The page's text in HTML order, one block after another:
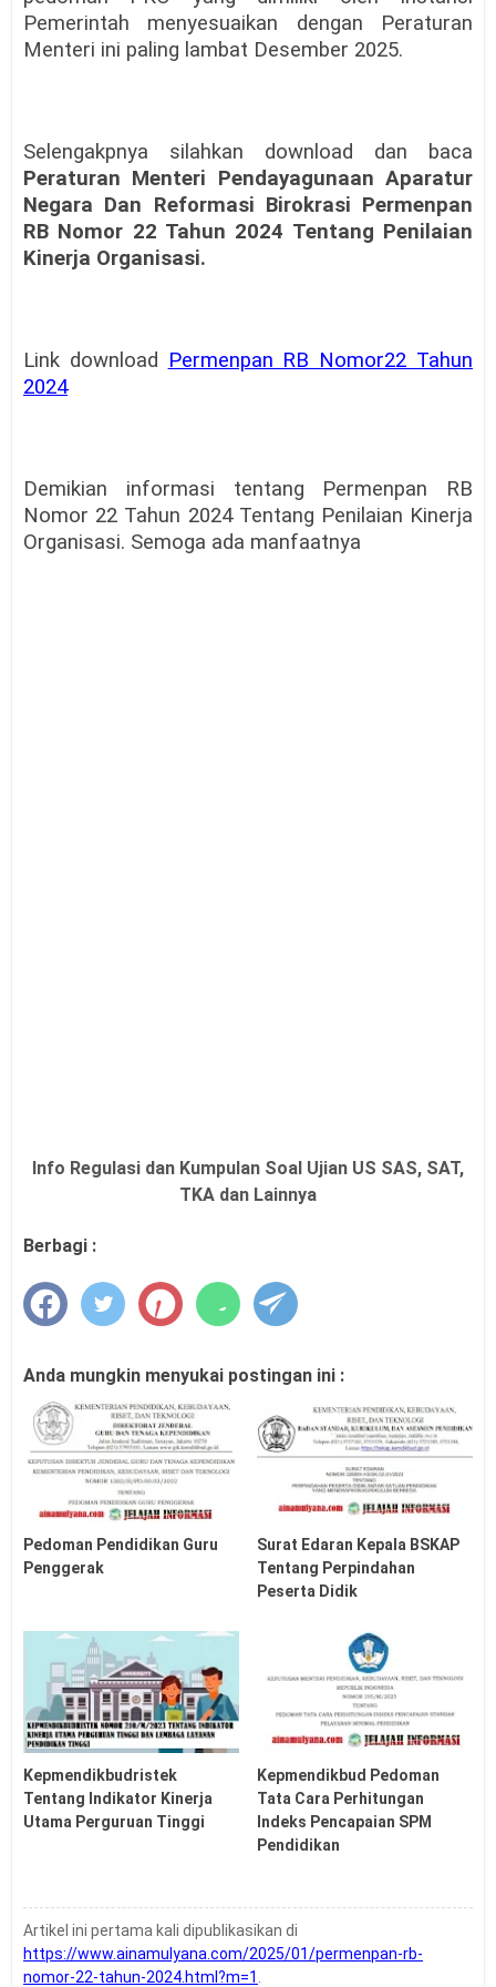
Pemerintah menyesuaikan dengan Peraturan
Menteri ini paling lambat Desember 2025.
Selengakpnya silahkan download dan baca
Peraturan Menteri Pendayagunaan Aparatur
Negara Dan Reformasi Birokrasi Permenpan
RB Nomor 22 Tahun 2024 Tentang Penilaian
Kinerja Organisasi.
Link download Permenpan RB Nomor22 Tahun
2024
Demikian informasi tentang Permenpan RB
Nomor 22 Tahun 2024 Tentang Penilaian Kinerja
Organisasi. Semoga ada manfaatnya
Info Regulasi dan Kumpulan Soal Ujian US SAS, SAT,
TKA dan Lainnya
Berbagi :
Anda mungkin menyukai postingan ini :
Pedoman Pendidikan Guru
Penggerak
Surat Edaran Kepala BSKAP
Tentang Perpindahan
Peserta Didik
Kepmendikbudristek
Tentang Indikator Kinerja
Utama Perguruan Tinggi
Kepmendikbud Pedoman
Tata Cara Perhitungan
Indeks Pencapaian SPM
Pendidikan
Artikel ini pertama kali dipublikasikan di
https://www.ainamulyana.com/2025/01/permenpan-rb-
nomor-22-tahun-2024.html?m=1